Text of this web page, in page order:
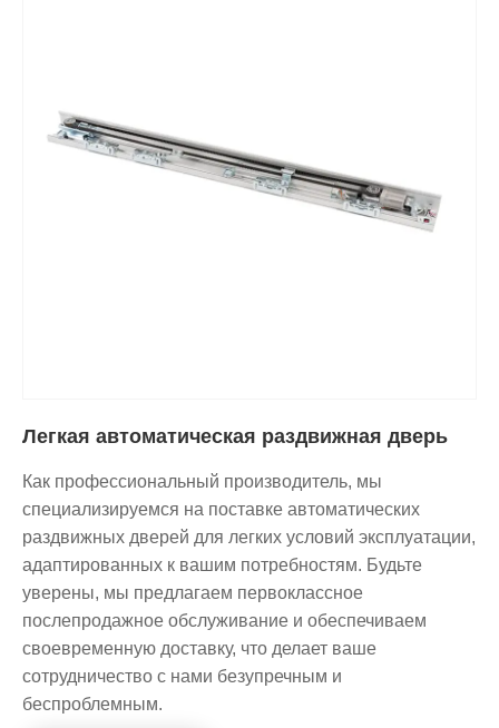
Легкая автоматическая раздвижная дверь
Как профессиональный производитель, мы
специализируемся на поставке автоматических
раздвижных дверей для легких условий эксплуатации,
адаптированных к вашим потребностям. Будьте
уверены, мы предлагаем первоклассное
послепродажное обслуживание и обеспечиваем
своевременную доставку, что делает ваше
сотрудничество с нами безупречным и
беспроблемным.